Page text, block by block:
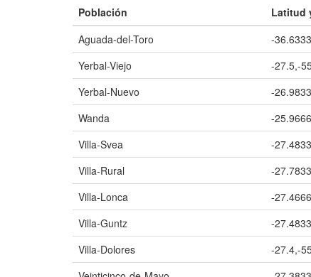
Población
Latitud
Aguada-del-Toro
-
Yerbal-Viejo
-27.5,-
Yerbal-Nuevo
-
Wanda
-
Villa-Svea
-
Villa-Rural
-
Villa-Lonca
-
Villa-Guntz
-
Villa-Dolores
-27.4,-